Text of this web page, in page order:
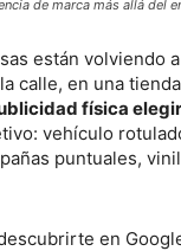
de marca más allá del
están volviendo
calle, en una
física
vehículo
puntuales,
en